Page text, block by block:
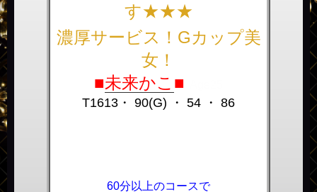
す★★★
濃厚サービス！Gカップ美
女！
■未来かこ ■
T1613・ 90(G) ・ 54 ・ 86
60分以上のコースで